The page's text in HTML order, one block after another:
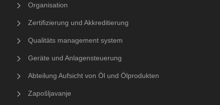
Organisation
Zertifizierung und Akkreditierung
Qualitäts management system
Geräte und Anlagensteuerung
Abteilung Aufsicht von Öl und Ölprodukten
Zapošljavanje